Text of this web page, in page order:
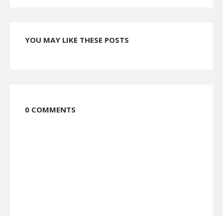
YOU MAY LIKE THESE POSTS
0 COMMENTS